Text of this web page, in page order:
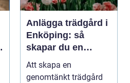
Anlägga trädgård i
Enköping: så
skapar du en
hållbar och
harmonisk utemiljö
Att skapa en
genomtänkt trädgård